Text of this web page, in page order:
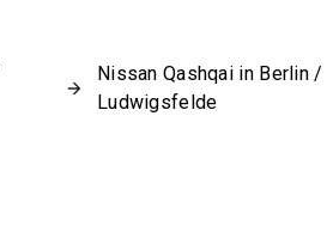
Nissan Qashqai in Berlin /
Ludwigsfelde